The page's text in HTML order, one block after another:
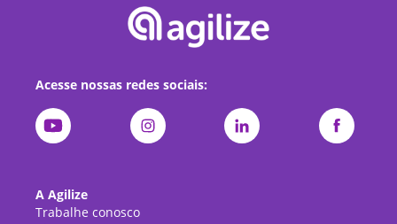
Acesse nossas redes sociais:
A Agilize
Trabalhe conosco